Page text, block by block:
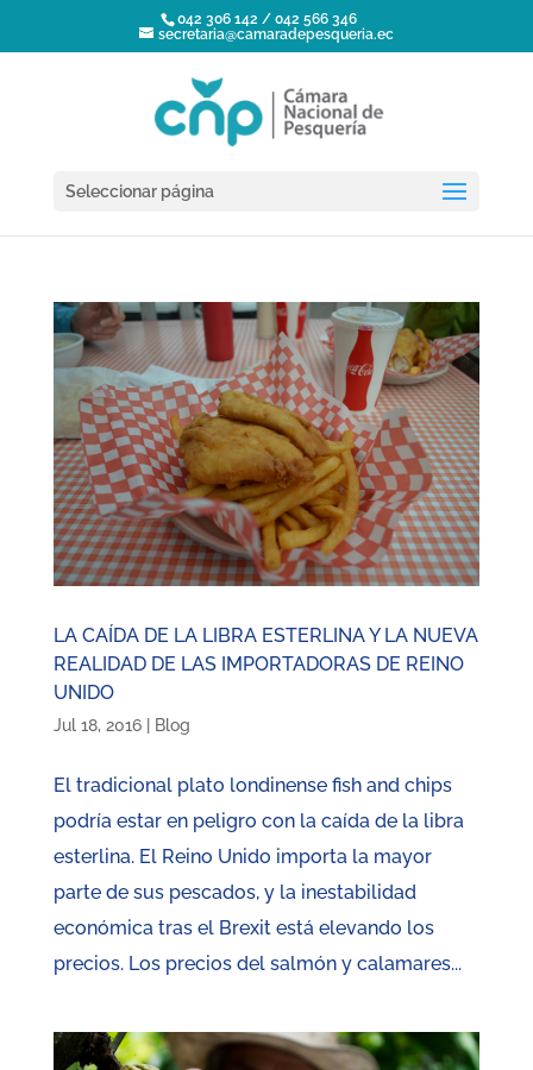
042 306 142 / 042 566 346
secretaria@camaradepesqueria.ec
Seleccionar página
LA CAÍDA DE LA LIBRA ESTERLINA Y LA NUEVA
REALIDAD DE LAS IMPORTADORAS DE REINO
UNIDO
Jul 18, 2016| Blog
El tradicional plato londinense fish and chips
podría estar en peligro con la caída de la libra
esterlina. El Reino Unido importa la mayor
parte de sus pescados, y la inestabilidad
económica tras el Brexit está elevando los
precios. Los precios del salmón y calamares...